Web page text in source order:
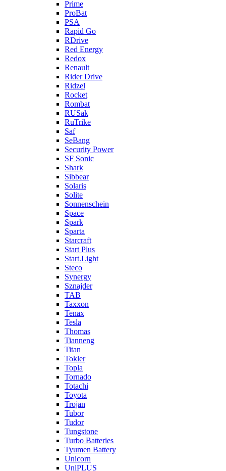
Prime
ProBat
PSA
Rapid Go
RDrive
Red Energy
Redox
Renault
Rider Drive
Ridzel
Rocket
Rombat
RUSak
RuTrike
Saf
SeBang
Security Power
SF Sonic
Shark
Sibbear
Solaris
Solite
Sonnenschein
Space
Spark
Sparta
Starcraft
Start Plus
Start.Light
Steco
Synergy
Sznajder
TAB
Taxxon
Tenax
Tesla
Thomas
Tianneng
Titan
Tokler
Topla
Tornado
Totachi
Toyota
Trojan
Tubor
Tudor
Tungstone
Turbo Batteries
Tyumen Battery
Unicorn
UniPLUS